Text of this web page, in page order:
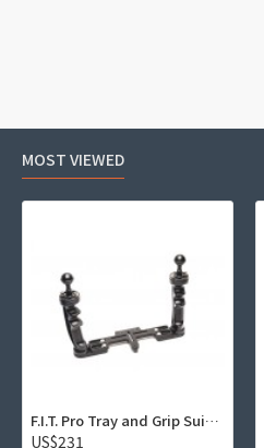
MOST VIEWED
F.I.T. Pro Tray and Grip Suite 01
US$231